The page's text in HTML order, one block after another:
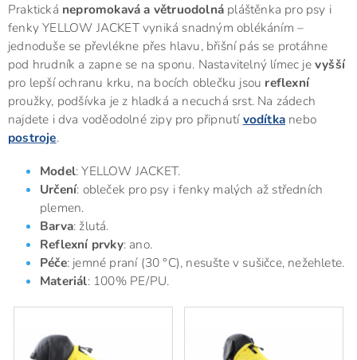
Praktická nepromokavá a větruodolná pláštěnka pro psy i
fenky YELLOW JACKET vyniká snadným oblékáním –
jednoduše se převlékne přes hlavu, břišní pás se protáhne
pod hrudník a zapne se na sponu. Nastavitelný límec jevyšší
pro lepší ochranu krku, na bocích oblečku jsou reflexní
proužky, podšívka je z hladká a necuchá srst. Na zádech
najdete i dva voděodolné zipy pro připnutívodítka nebo
postroje.
Model: YELLOW JACKET.
Určení: obleček pro psy i fenky malých až středních
plemen.
Barva: žlutá.
Reflexní prvky: ano.
Péče: jemné praní (30 °C), nesušte v sušičce, nežehlete.
Materiál: 100% PE/PU.